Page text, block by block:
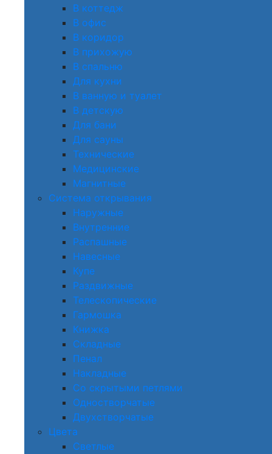
В коттедж
В офис
В коридор
В прихожую
В спальню
Для кухни
В ванную и туалет
В детскую
Для бани
Для сауны
Технические
Медицинские
Магнитные
Система открывания
Наружные
Внутренние
Распашные
Навесные
Купе
Раздвижные
Телескопические
Гармошка
Книжка
Складные
Пенал
Накладные
Со скрытыми петлями
Одностворчатые
Двухстворчатые
Цвета
Светлые